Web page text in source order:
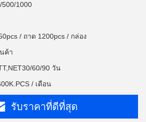
1000
/ ถาด 1200pcs / กล่อง
ค้า
60/90 วัน
/ เดือน
รับราคาที่ดีที่สุด